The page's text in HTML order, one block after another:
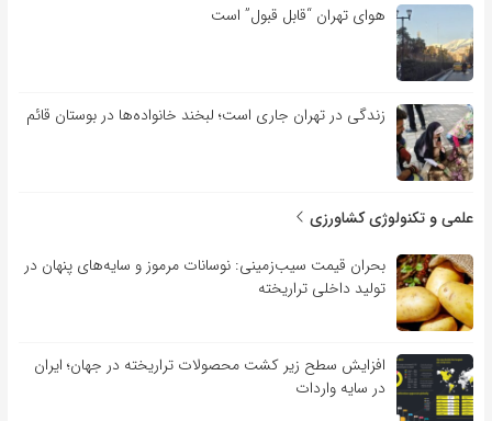
هوای تهران “قابل قبول” است
زندگی در تهران جاری است؛ لبخند خانواده‌ها در بوستان قائم
علمی و تکنولوژی کشاورزی
بحران قیمت سیب‌زمینی: نوسانات مرموز و سایه‌های پنهان در
تولید داخلی تراریخته
افزایش سطح زیر کشت محصولات تراریخته در جهان؛ ایران
در سایه واردات